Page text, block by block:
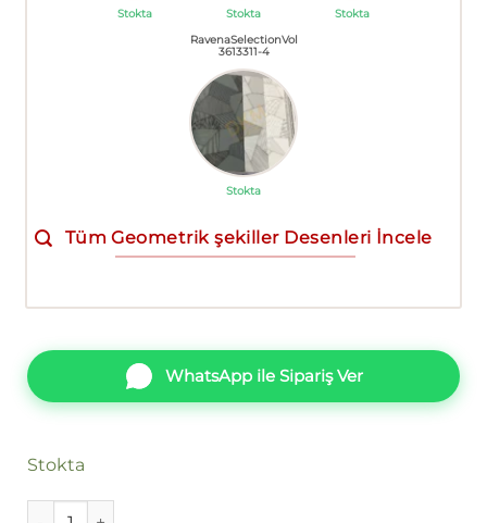
Stokta Stokta
Stokta
RavenaSelectionVol
3613311-4
Stokta
Tüm Geometrik şekiller Desenleri İncele
WhatsApp ile Sipariş Ver
Stokta
Ravena Selection Vol 3 613311-3 Duvar Kağıdı adet